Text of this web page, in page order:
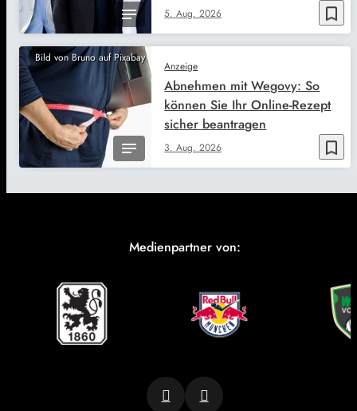
bookmark_border
5. Aug. 2026
Bild von Bruno auf Pixabay
bookmark_border
Anzeige
3. Aug. 2026
Abnehmen mit Wegovy: So
können Sie Ihr Online-Rezept
sicher beantragen
Medienpartner von: